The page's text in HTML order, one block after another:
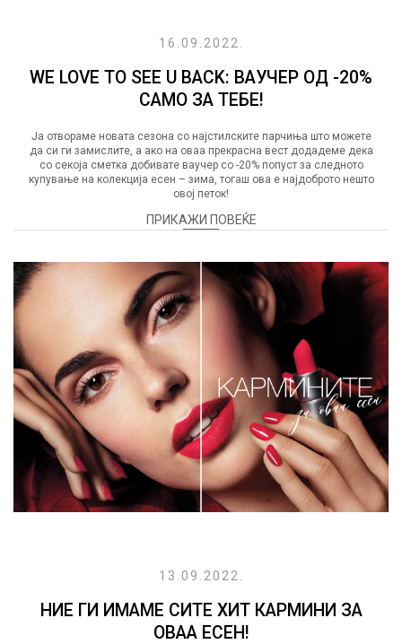
16.09.2022.
WE LOVE TO SEE U BACK: ВАУЧЕР ОД -20%
САМО ЗА ТЕБЕ!
Ја отвораме новата сезона со најстилските парчиња што можете
да си ги замислите, а ако на оваа прекрасна вест додадеме дека
со секоја сметка добивате ваучер со -20% попуст за следното
купување на колекција есен – зима, тогаш ова е најдоброто нешто
овој петок!
ПРИКАЖИ ПОВЕЌЕ
13.09.2022.
НИЕ ГИ ИМАМЕ СИТЕ ХИТ КАРМИНИ ЗА
ОВАА ЕСЕН!